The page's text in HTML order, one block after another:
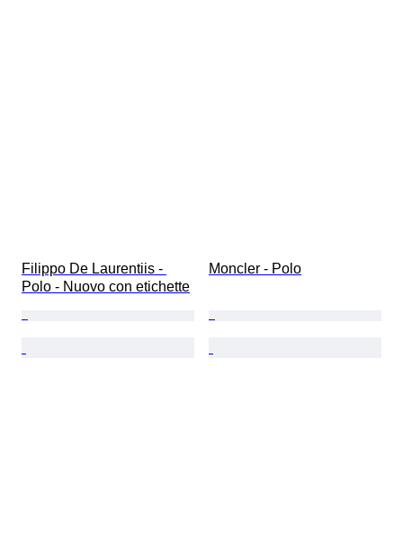
Filippo De Laurentiis -
Polo - Nuovo con etichette
Moncler - Polo